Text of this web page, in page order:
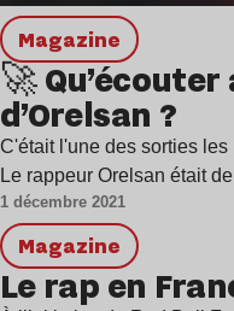
magazine
🚀
d’Orelsan ?
C'était l'une des sorties
Le rappeur Orelsan était
1 décembre 2021
magazine
Le rap en